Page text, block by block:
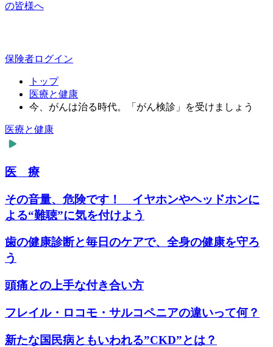
の皆様へ
保険者ログイン
トップ
医療と健康
今、がんは治る時代。「がん検診」を受けましょう
医療と健康
医 療
その音量、危険です！ イヤホンやヘッドホンに
よる“難聴”に気を付けよう
歯の健康診断と毎日のケアで、全身の健康を守ろ
う
頭痛との上手な付き合い方
フレイル・ロコモ・サルコペニアの違いって何？
新たな国民病ともいわれる”CKD”とは？